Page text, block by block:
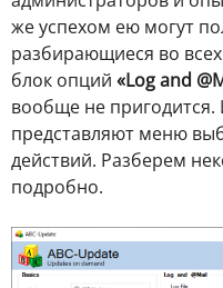
же успехом ею могут
разбирающиеся во
блок опций «Log and
вообще не
представляют меню
действий. Разберем
подробно.